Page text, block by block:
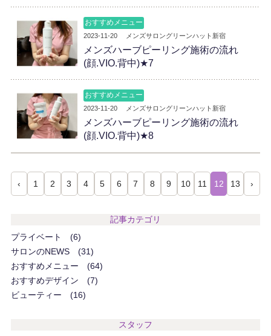
おすすめメニュー
2023-11-20 メンズサロングリーンハット新宿
メンズハーブピーリング施術の流れ
(顔.VIO.背中)★7
おすすめメニュー
2023-11-20 メンズサロングリーンハット新宿
メンズハーブピーリング施術の流れ
(顔.VIO.背中)★8
‹ 1 2 3 4 5 6 7 8 9 10 11 12 13 ›
記事カテゴリ
プライベート
6
サロンのNEWS
31
おすすめメニュー
64
おすすめデザイン
7
ビューティー
16
スタッフ